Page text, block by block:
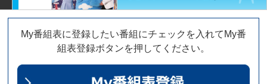
My番組表に登録したい番組にチェックを入れてMy番
組表登録ボタンを押してください。